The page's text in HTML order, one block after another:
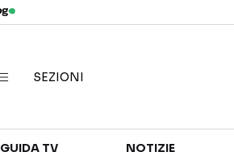
SEZIONI
GUIDA TV NOTIZIE